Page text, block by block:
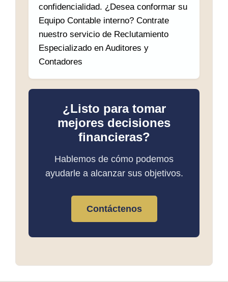
confidencialidad. ¿Desea conformar su
Equipo Contable interno? Contrate
nuestro servicio de Reclutamiento
Especializado en Auditores y
Contadores
¿Listo para tomar
mejores decisiones
financieras?
Hablemos de cómo podemos
ayudarle a alcanzar sus objetivos.
Contáctenos